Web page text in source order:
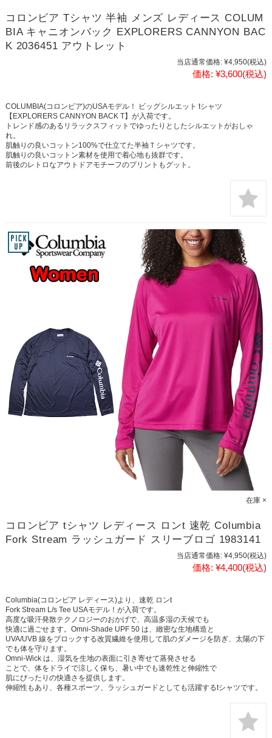
コロンビア Tシャツ 半袖 メンズ レディース COLUM
BIA キャニオンバック EXPLORERS CANNYON BAC
K 2036451 アウトレット
当店通常価格: ¥4,950(税込)
価格: ¥3,600(税込)
COLUMBIA(コロンビア)のUSAモデル！ ビッグシルエット tシャツ
【EXPLORERS CANNYON BACK T】が入荷です。
トレンド感のあるリラックスフィットでゆったりとしたシルエットがおしゃ
れ。
肌触りの良いコットン100%で仕立てた半袖Ｔシャツです。
肌触りの良いコットン素材を使用で着心地も抜群です。
前後のレトロなアウトドアモチーフのプリントもグット。
在庫 ×
コロンビア tシャツ レディース ロンt 速乾 Columbia
Fork Stream ラッシュガード スリーブロゴ 1983141
当店通常価格: ¥4,950(税込)
価格: ¥4,400(税込)
Columbia(コロンビア レディース)より、速乾 ロンt
Fork Stream L/s Tee USAモデル！が入荷です。
高度な吸汗発散テクノロジーのおかげで、高温多湿の天候でも
快適に過ごせます。Omni-Shade UPF 50 は、緻密な生地構造と
UVA/UVB 線をブロックする改質繊維を使用して肌のダメージを防ぎ、太陽の下
でも体を守ります。
Omni-Wick は、湿気を生地の表面に引き寄せて蒸発させる
ことで、体をドライで涼しく保ち、暑い中でも速乾性と伸縮性で
肌にぴったりの快適さを提供します。
伸縮性もあり、各種スポーツ、ラッシュガードとしても活躍するtシャツです。